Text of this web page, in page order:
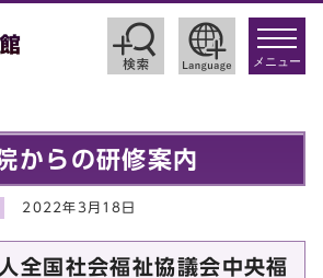
toggle
メニュー
からの研修案内
2022年3月18日
全国社会福祉協議会中央福